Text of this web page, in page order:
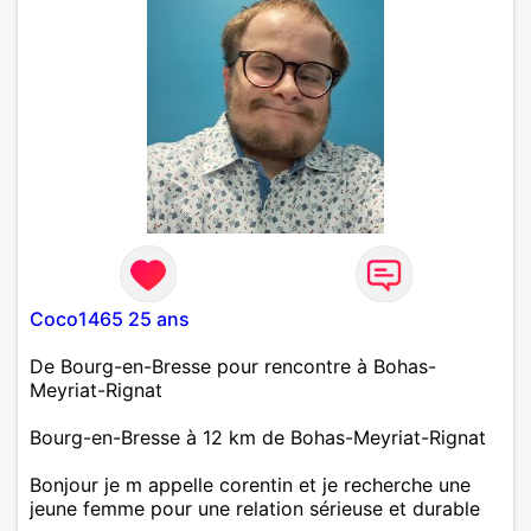
Coco1465 25 ans
De Bourg-en-Bresse pour rencontre à Bohas-
Meyriat-Rignat
Bourg-en-Bresse à 12 km de Bohas-Meyriat-Rignat
Bonjour je m appelle corentin et je recherche une
jeune femme pour une relation sérieuse et durable